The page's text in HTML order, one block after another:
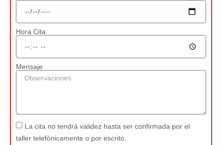
Hora Cita
Mensaje
La cita no tendrá validez hasta ser confirmada por el
taller telefónicamente o por escrito.